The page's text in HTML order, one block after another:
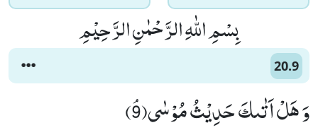
بِسْمِ اللّٰهِ الرَّحْمٰنِ الرَّحِیْمِ
20.9
وَ هَلْ اَتٰىكَ حَدِیْثُ مُوْسٰىﭥ(9)